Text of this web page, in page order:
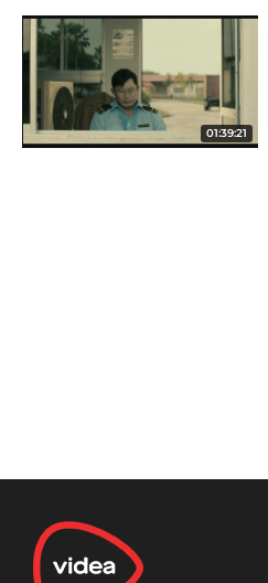
01:39:21